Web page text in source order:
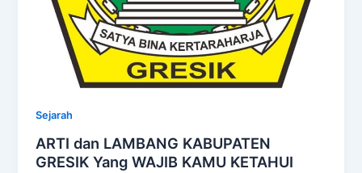
Sejarah
ARTI dan LAMBANG KABUPATEN
GRESIK Yang WAJIB KAMU KETAHUI